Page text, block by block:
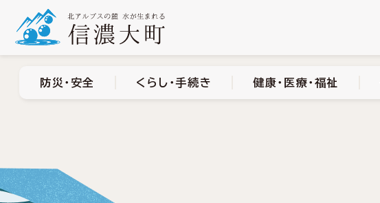
防災・安全 くらし・手続き 健康・医療・福祉